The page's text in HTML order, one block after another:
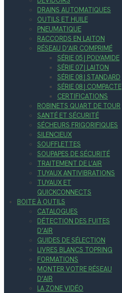
DRAINS AUTOMATIQUES
OUTILS ET HUILE
PNEUMATIQUE
RACCORDS EN LAITON
RÉSEAU D’AIR COMPRIMÉ
SÉRIE 05 | POLYAMIDE
SÉRIE 07 | LAITON
SÉRIE 08 | STANDARD
SÉRIE 08 | COMPACTE
CERTIFICATIONS
ROBINETS QUART DE TOUR
SANTÉ ET SÉCURITÉ
SÉCHEURS FRIGORIFIQUES
SILENCIEUX
SOUFFLETTES
SOUPAPES DE SÉCURITÉ
TRAITEMENT DE L’AIR
TUYAUX ANTIVIBRATIONS
TUYAUX ET
QUICKCONNECTS
BOITE À OUTILS
CATALOGUES
DÉTECTION DES FUITES
D’AIR
GUIDES DE SÉLECTION
LIVRES BLANCS TOPRING
FORMATIONS
MONTER VOTRE RÉSEAU
D’AIR
LA ZONE VIDÉO